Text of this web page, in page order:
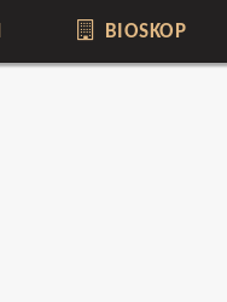
BIOSKOP